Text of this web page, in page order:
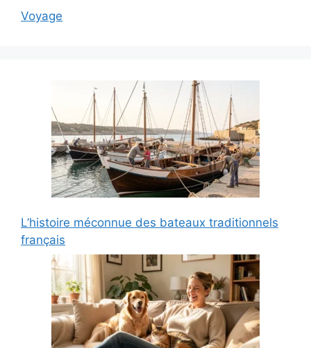
Voyage
L’histoire méconnue des bateaux traditionnels
français